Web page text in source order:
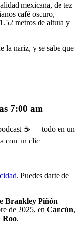
mexicana, de tez
café oscuro,
metros de altura y
la nariz, y se sabe que
7:00 am
☕ — todo en un
con un clic.
. Puedes darte de
Brankley Piñón
de 2025, en Cancún,
Roo.